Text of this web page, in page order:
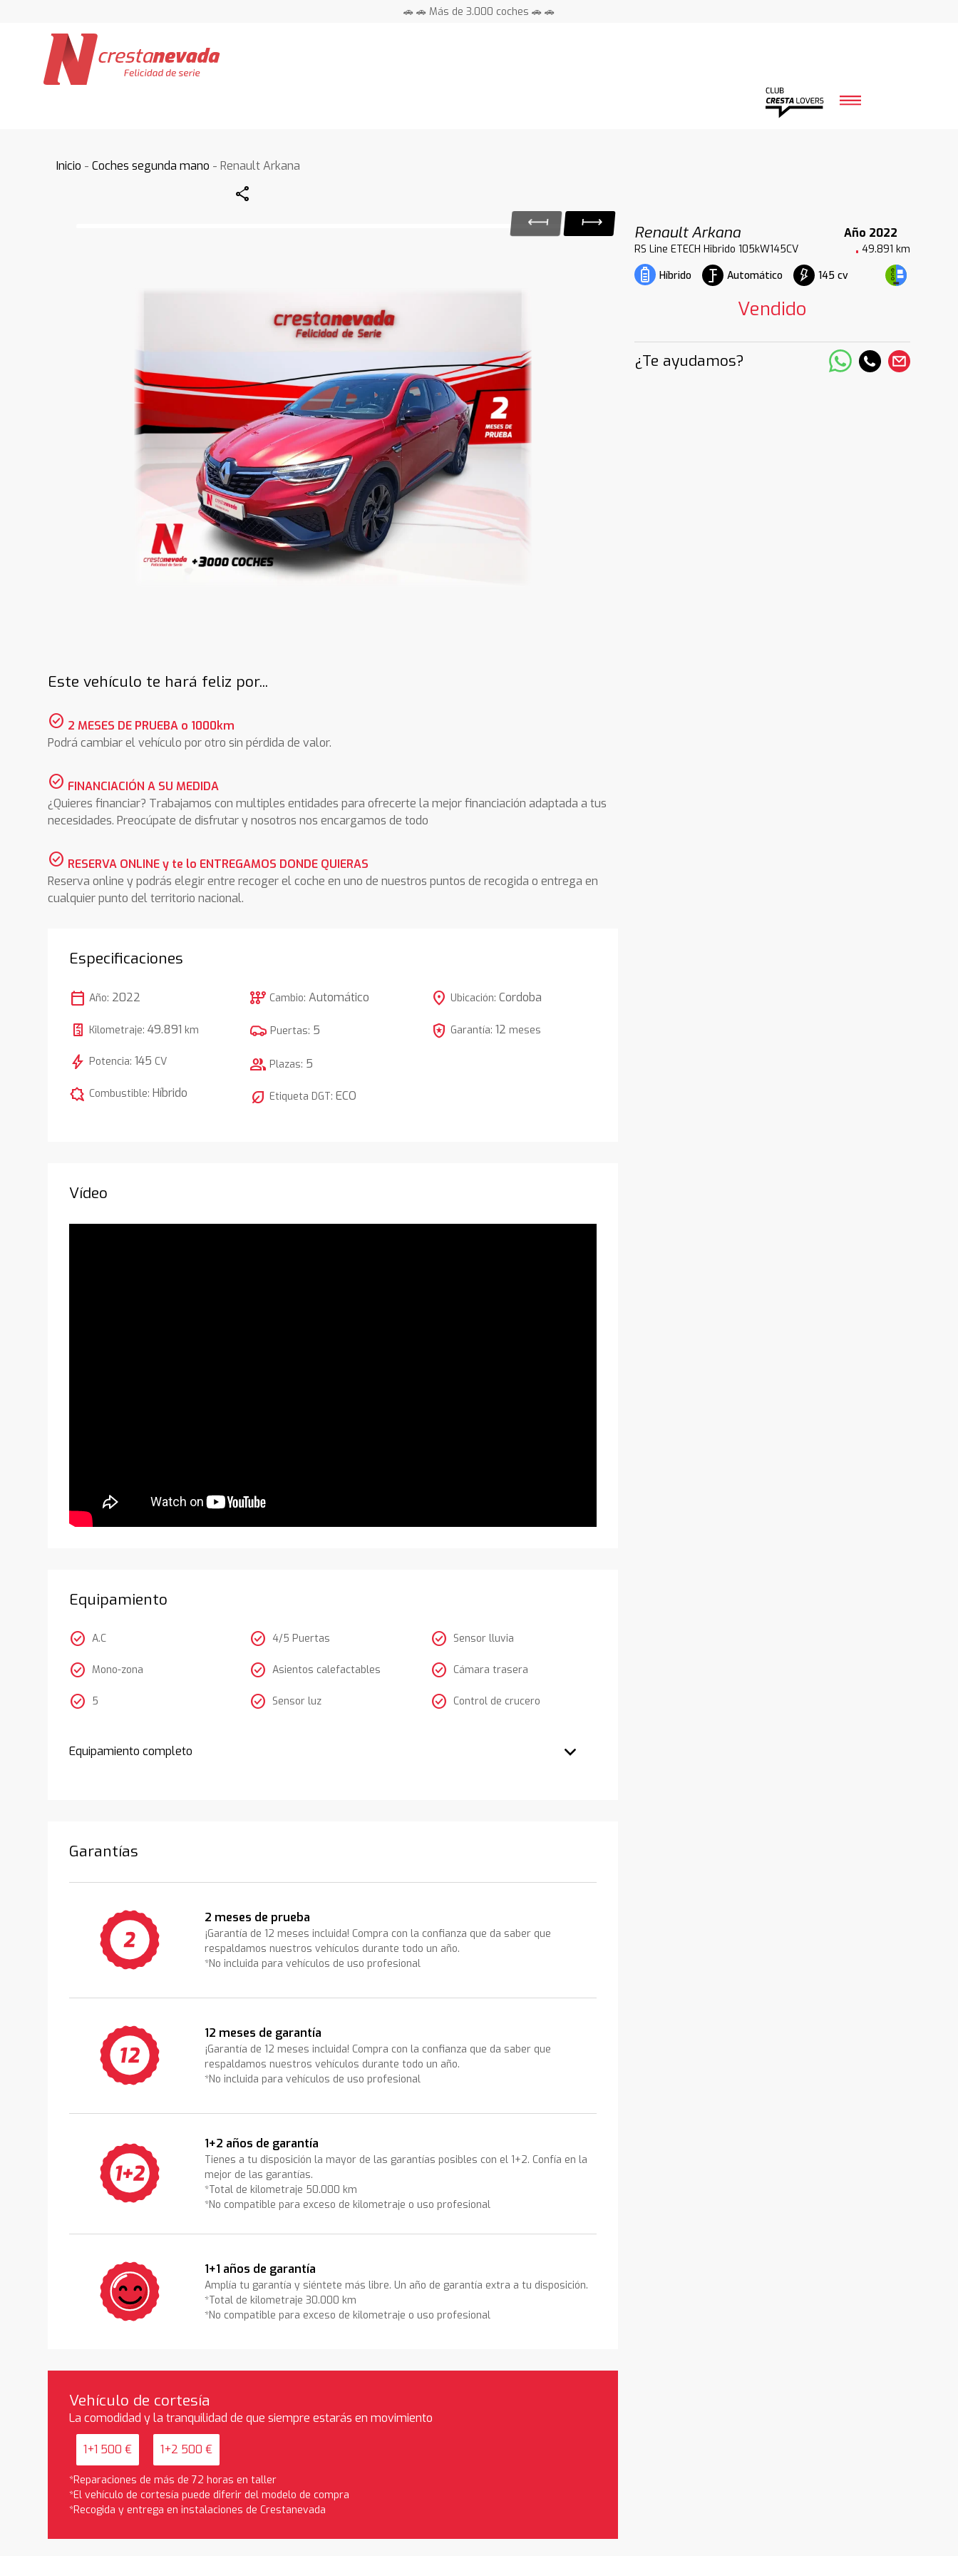
🚗 🚗 Más de 3.000 coches 🚗 🚗
Inicio -Coches segunda mano - Renault Arkana
Share
Renault Arkana
Año 2022
RS Line ETECH Hibrido 105kW145CV
49.891 km
Híbrido
Automático 145 cv
Vendido
¿Te ayudamos?
Este vehículo te hará feliz por...
check_circle 2 MESES DE PRUEBA o 1000km
Podrá cambiar el vehículo por otro sin pérdida de valor.
check_circle FINANCIACIÓN A SU MEDIDA
¿Quieres financiar? Trabajamos con multiples entidades para ofrecerte la mejor financiación adaptada a tus
necesidades. Preocúpate de disfrutar y nosotros nos encargamos de todo
check_circle RESERVA ONLINE y te lo ENTREGAMOS DONDE QUIERAS
Reserva online y podrás elegir entre recoger el coche en uno de nuestros puntos de recogida o entrega en
cualquier punto del territorio nacional.
Especificaciones
calendar_today Año: 2022
Kilometraje:49.891 km
bolt Potencia:145 CV
comic_bubble Combustible:Híbrido
auto_transmission Cambio:Automático
Puertas: 5
group Plazas: 5
nest_eco_leaf Etiqueta DGT:ECO
location_on Ubicación: Cordoba
local_police Garantía: 12 meses
Vídeo
Equipamiento
check_circle A.C
check_circle Mono-zona
check_circle 5
check_circle 4/5 Puertas
check_circle Asientos calefactables
check_circle Sensor luz
check_circle Sensor lluvia
check_circle Cámara trasera
check_circle Control de crucero
Equipamiento completo
Garantías
2 meses de prueba
¡Garantía de 12 meses incluida! Compra con la confianza que da saber que
respaldamos nuestros vehículos durante todo un año.
*No incluida para vehículos de uso profesional
12 meses de garantía
¡Garantía de 12 meses incluida! Compra con la confianza que da saber que
respaldamos nuestros vehículos durante todo un año.
*No incluida para vehículos de uso profesional
1+2 años de garantía
Tienes a tu disposición la mayor de las garantías posibles con el 1+2. Confía en la
mejor de las garantías.
*Total de kilometraje 50.000 km
*No compatible para exceso de kilometraje o uso profesional
1+1 años de garantía
Amplía tu garantía y siéntete más libre. Un año de garantía extra a tu disposición.
*Total de kilometraje 30.000 km
*No compatible para exceso de kilometraje o uso profesional
Vehículo de cortesía
La comodidad y la tranquilidad de que siempre estarás en movimiento
1+1 500 € 1+2 500 €
*Reparaciones de más de 72 horas en taller
*El vehículo de cortesía puede diferir del modelo de compra
*Recogida y entrega en instalaciones de Crestanevada